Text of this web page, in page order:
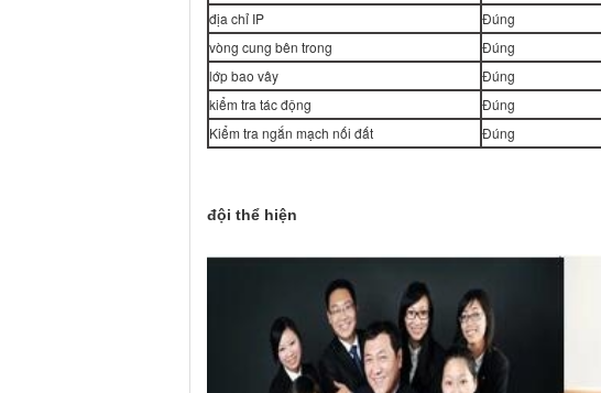
địa chỉ IP
Đúng
vòng cung bên trong
Đúng
lớp bao vây
Đúng
kiểm tra tác động
Đúng
Kiểm tra ngắn mạch nối đất
Đúng
đội thể hiện